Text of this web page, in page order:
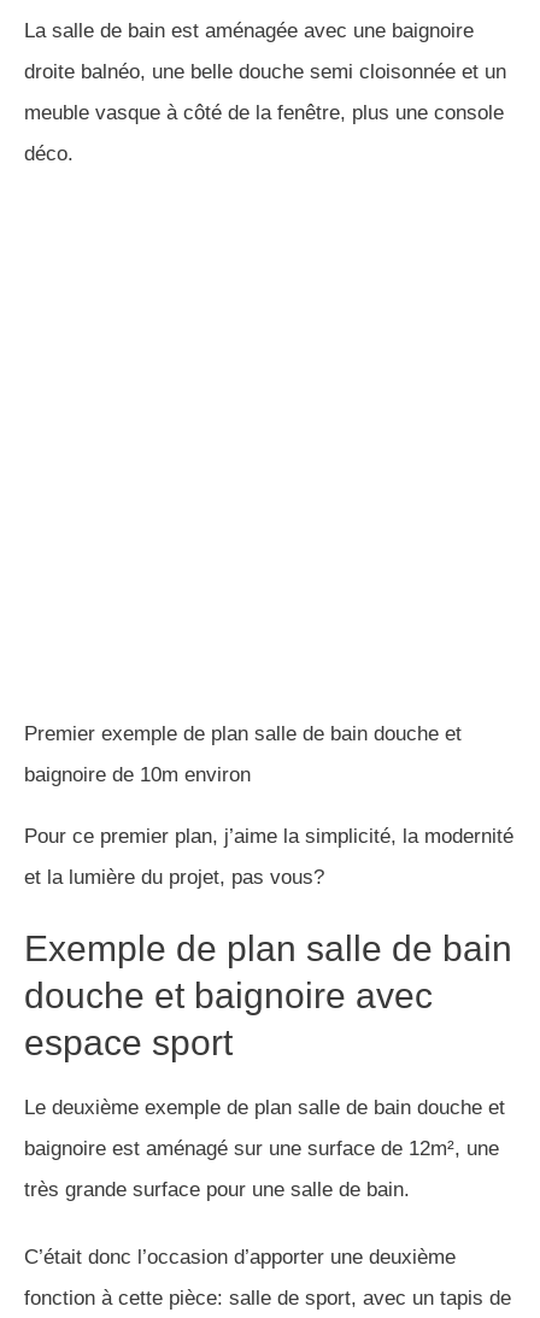
La salle de bain est aménagée avec une baignoire
droite balnéo, une belle douche semi cloisonnée et un
meuble vasque à côté de la fenêtre, plus une console
déco.
très grande surface pour une salle de bain.
fonction à cette pièce: salle de sport, avec un tapis de
course placé à côté de la fenêtre.
Deuxième exemple de plan salle de bain douche et
baignoire de 12m² avec un espace salle de sport (
tapis de course près de la fenêtre)
Plan salle de bain douche et
baignoire en L
Ce troisième projet de plan salle de bain douche et